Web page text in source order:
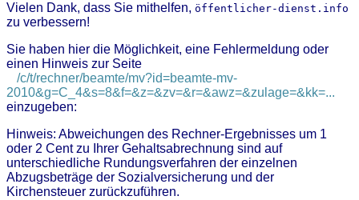
Vielen Dank, dass Sie mithelfen, öffentlicher-dienst.info
zu verbessern!
Sie haben hier die Möglichkeit, eine Fehlermeldung oder
einen Hinweis zur Seite
/c/t/rechner/beamte/mv?id=beamte-mv-
2010&g=C_4&s=8&f=&z=&zv=&r=&awz=&zulage=&kk=...
einzugeben:
Hinweis: Abweichungen des Rechner-Ergebnisses um 1
oder 2 Cent zu Ihrer Gehaltsabrechnung sind auf
unterschiedliche Rundungsverfahren der einzelnen
Abzugsbeträge der Sozialversicherung und der
Kirchensteuer zurückzuführen.